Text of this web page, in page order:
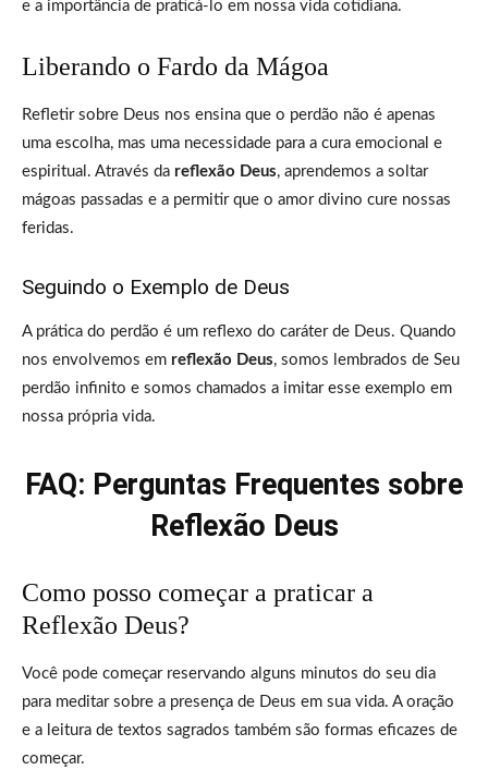
e a importância de praticá-lo em nossa vida cotidiana.
Liberando o Fardo da Mágoa
Refletir sobre Deus nos ensina que o perdão não é apenas
uma escolha, mas uma necessidade para a cura emocional e
espiritual. Através da reflexão Deus, aprendemos a soltar
mágoas passadas e a permitir que o amor divino cure nossas
feridas.
Seguindo o Exemplo de Deus
A prática do perdão é um reflexo do caráter de Deus. Quando
nos envolvemos em reflexão Deus, somos lembrados de Seu
perdão infinito e somos chamados a imitar esse exemplo em
nossa própria vida.
FAQ: Perguntas Frequentes sobre
Reflexão Deus
Como posso começar a praticar a
Reflexão Deus?
Você pode começar reservando alguns minutos do seu dia
para meditar sobre a presença de Deus em sua vida. A oração
e a leitura de textos sagrados também são formas eficazes de
começar.